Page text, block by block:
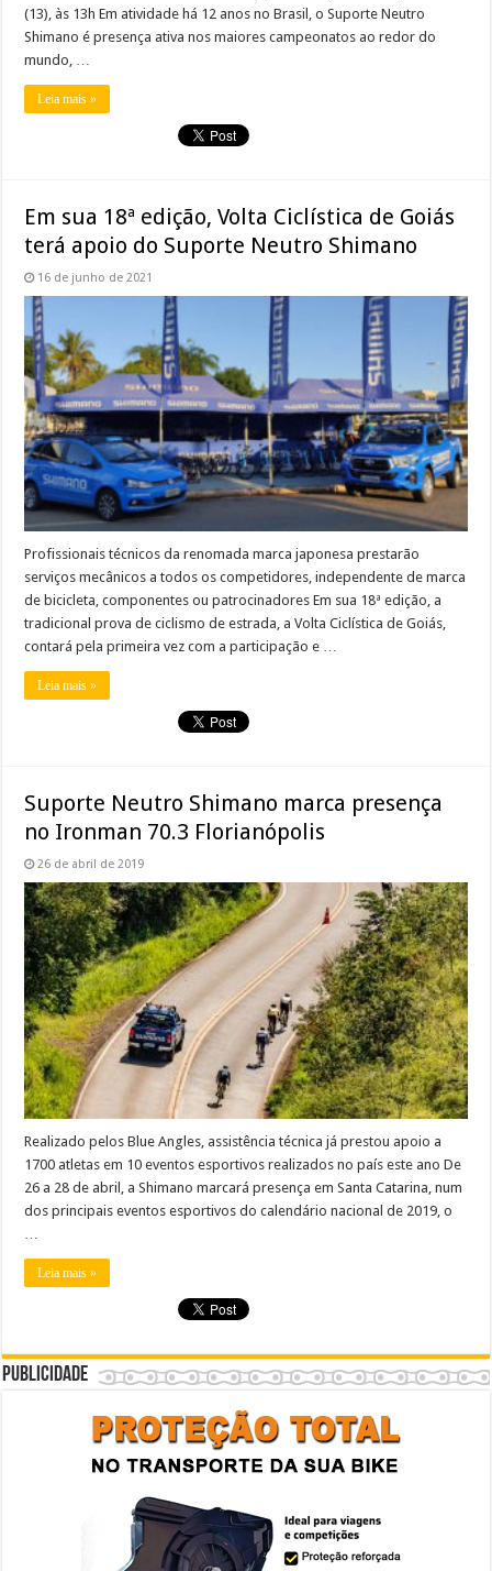
(13), às 13h Em atividade há 12 anos no Brasil, o Suporte Neutro
Shimano é presença ativa nos maiores campeonatos ao redor do
mundo, …
Leia mais »
Em sua 18ª edição, Volta Ciclística de Goiás
terá apoio do Suporte Neutro Shimano
16 de junho de 2021
Profissionais técnicos da renomada marca japonesa prestarão
serviços mecânicos a todos os competidores, independente de marca
de bicicleta, componentes ou patrocinadores Em sua 18ª edição, a
tradicional prova de ciclismo de estrada, a Volta Ciclística de Goiás,
contará pela primeira vez com a participação e …
Leia mais »
Suporte Neutro Shimano marca presença
no Ironman 70.3 Florianópolis
26 de abril de 2019
Realizado pelos Blue Angles, assistência técnica já prestou apoio a
1700 atletas em 10 eventos esportivos realizados no país este ano De
26 a 28 de abril, a Shimano marcará presença em Santa Catarina, num
dos principais eventos esportivos do calendário nacional de 2019, o
…
Leia mais »
Publicidade